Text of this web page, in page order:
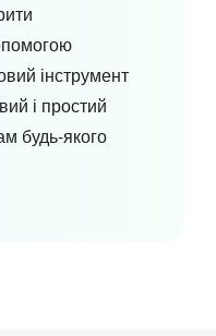
інструмент
і простий
будь-якого